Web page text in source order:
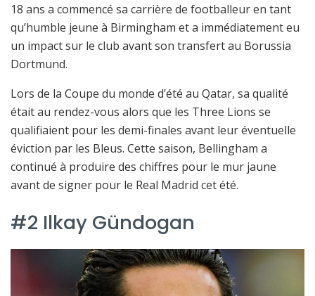
18 ans a commencé sa carrière de footballeur en tant
qu’humble jeune à Birmingham et a immédiatement eu
un impact sur le club avant son transfert au Borussia
Dortmund.
Lors de la Coupe du monde d’été au Qatar, sa qualité
était au rendez-vous alors que les Three Lions se
qualifiaient pour les demi-finales avant leur éventuelle
éviction par les Bleus. Cette saison, Bellingham a
continué à produire des chiffres pour le mur jaune
avant de signer pour le Real Madrid cet été.
#2 Ilkay Gündogan